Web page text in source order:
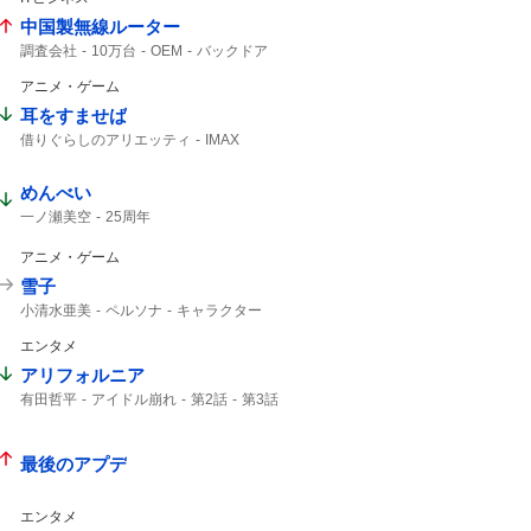
中国製無線ルーター
調査会社 10万台 OEM
バックドア
アニメ・ゲーム
耳をすませば
借りぐらしのアリエッティ
IMAX
めんべい
一ノ瀬美空 25周年
アニメ・ゲーム
雪子
小清水亜美 ペルソナ キャラクター
エンタメ
アリフォルニア
有田哲平 アイドル崩れ 第2話 第3話
最後のアプデ
エンタメ